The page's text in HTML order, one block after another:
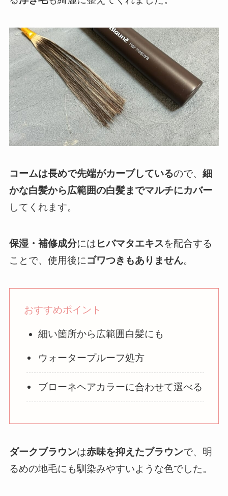
コームは長めで先端がカーブしているので、 細
かな白髪から広範囲の白髪までマルチにカバー
してくれます。
保湿・補修成分には ヒバマタエキスを配合する
ことで、使用後にゴワつきもありません。
おすすめポイント
細い箇所から広範囲白髪にも
ウォータープルーフ処方
ブローネヘアカラーに合わせて選べる
ダークブラウンは赤味を抑えたブラウンで、明
るめの地毛にも馴染みやすいような色でした。